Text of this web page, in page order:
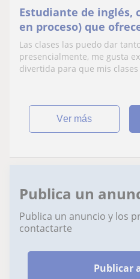
Estudiante de inglés,
en proceso) que
de primaria/
Las clases las puedo dar
presencialmente, me gusta
divertida para que mis
ver más
Publica un
Publica un anuncio y los
contactarte
Publicar